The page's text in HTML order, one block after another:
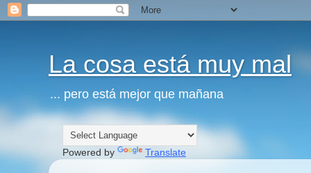
La cosa está muy mal
... pero está mejor que mañana
Powered by Translate